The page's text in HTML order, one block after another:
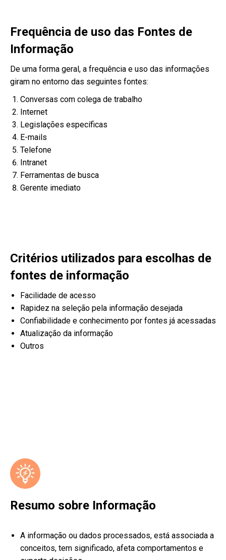
Frequência de uso das Fontes de
Informação
De uma forma geral, a frequência e uso das informações
giram no entorno das seguintes fontes:
Conversas com colega de trabalho
Internet
Legislações específicas
E-mails
Telefone
Intranet
Ferramentas de busca
Gerente imediato
Critérios utilizados para escolhas de
fontes de informação
Facilidade de acesso
Rapidez na seleção pela informação desejada
Confiabilidade e conhecimento por fontes já acessadas
Atualização da informação
Outros
Resumo sobre Informação
A informação ou dados processados, está associada a
conceitos, tem significado, afeta comportamentos e